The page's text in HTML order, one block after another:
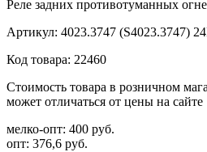
Реле задних противотуманных
Артикул: 4023.3747 (S4023.3747)
Код товара: 22460
Стоимость товара в розничном
может отличаться от цены на сайте
мелко-опт: 400 руб.
опт: 376,6 руб.